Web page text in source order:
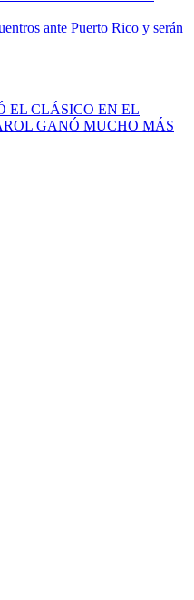
ante Puerto Rico y serán
EL CLÁSICO EN EL
GANÓ MUCHO MÁS